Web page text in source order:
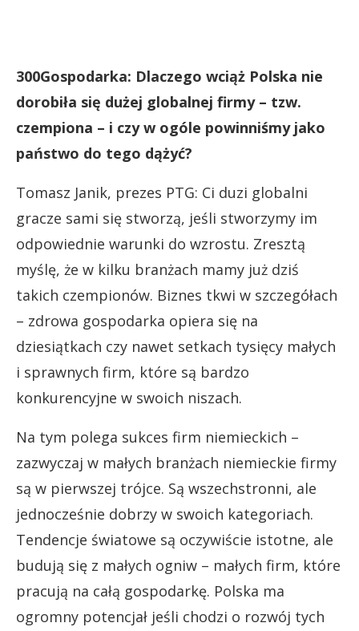
300Gospodarka: Dlaczego wciąż Polska nie
dorobiła się dużej globalnej firmy – tzw.
czempiona – i czy w ogóle powinniśmy jako
państwo do tego dążyć?
Tomasz Janik, prezes PTG: Ci duzi globalni
gracze sami się stworzą, jeśli stworzymy im
odpowiednie warunki do wzrostu. Zresztą
myślę, że w kilku branżach mamy już dziś
takich czempionów. Biznes tkwi w szczegółach
– zdrowa gospodarka opiera się na
dziesiątkach czy nawet setkach tysięcy małych
i sprawnych firm, które są bardzo
konkurencyjne w swoich niszach.
Na tym polega sukces firm niemieckich –
zazwyczaj w małych branżach niemieckie firmy
są w pierwszej trójce. Są wszechstronni, ale
jednocześnie dobrzy w swoich kategoriach.
Tendencje światowe są oczywiście istotne, ale
budują się z małych ogniw – małych firm, które
pracują na całą gospodarkę. Polska ma
ogromny potencjał jeśli chodzi o rozwój tych